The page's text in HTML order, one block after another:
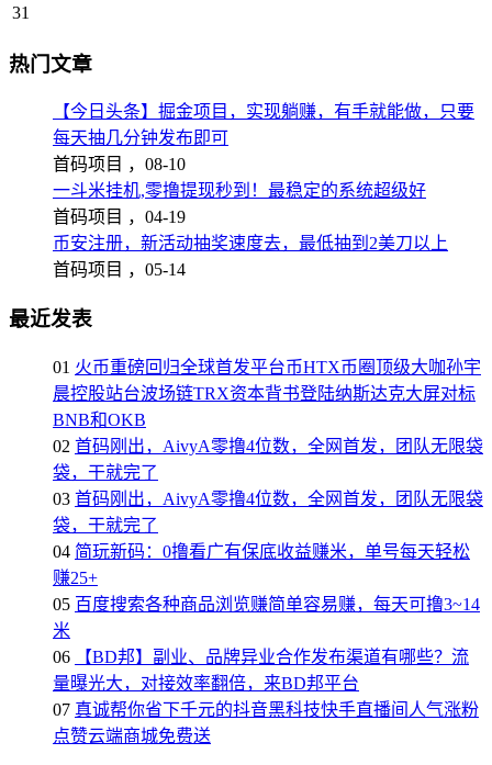
31
热门文章
【今日头条】掘金项目，实现躺赚，有手就能做，只要
每天抽几分钟发布即可
首码项目 ， 08-10
一斗米挂机,零撸提现秒到！最稳定的系统超级好
首码项目 ， 04-19
币安注册，新活动抽奖速度去，最低抽到2美刀以上
首码项目 ， 05-14
最近发表
01 火币重磅回归全球首发平台币HTX币圈顶级大咖孙宇
晨控股站台波场链TRX资本背书登陆纳斯达克大屏对标
BNB和OKB
02 首码刚出，AivyA零撸4位数，全网首发，团队无限袋
袋，干就完了
03 首码刚出，AivyA零撸4位数，全网首发，团队无限袋
袋，干就完了
04 简玩新码：0撸看广有保底收益赚米，单号每天轻松
赚25+
05 百度搜索各种商品浏览赚简单容易赚，每天可撸3~14
米
06
【BD邦】副业、品牌异业合作发布渠道有哪些？流
量曝光大，对接效率翻倍，来BD邦平台
07 真诚帮你省下千元的抖音黑科技快手直播间人气涨粉
点赞云端商城免费送